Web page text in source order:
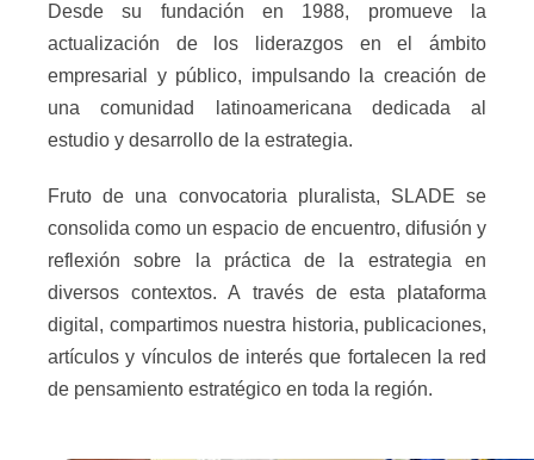
Desde su fundación en 1988, promueve la
actualización de los liderazgos en el ámbito
empresarial y público, impulsando la creación de
una comunidad latinoamericana dedicada al
estudio y desarrollo de la estrategia.
Fruto de una convocatoria pluralista, SLADE se
consolida como un espacio de encuentro, difusión y
reflexión sobre la práctica de la estrategia en
diversos contextos. A través de esta plataforma
digital, compartimos nuestra historia, publicaciones,
artículos y vínculos de interés que fortalecen la red
de pensamiento estratégico en toda la región.